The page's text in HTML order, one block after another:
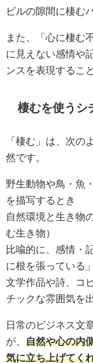
ビルの隙間に棲む
また、「心に棲む
に見えない感情や
ンスを表現するこ
棲むを使うシ
「棲む」は、次の
然です。
野生動物や鳥・魚
を描写するとき
自然環境と生き物
む生き物）
比喩的に、感情・
に根を張っている
文学作品や詩、コ
チックな雰囲気を
日常のビジネス文
が、 自然や心の内
気に立ち上げてく